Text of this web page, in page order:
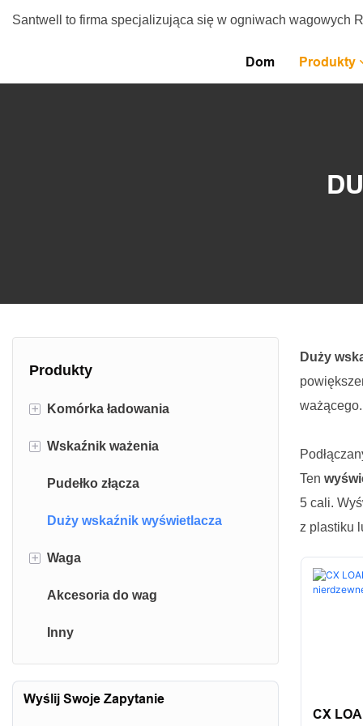
Santwell to firma specjalizująca się w ogniwach wagowych
Dom Produkty
Produkty
+ Komórka ładowania
Podwójnie zakończony komórka
Zgięcie ogniwa obciążenia
Komórka obciążenia typu S.
+ Wskaźnik ważenia
Wskaźnik wagi platformowej
Wskaźnik wagi samochodowej
Wskaźnik CNC
Pudełko złącza
Duży wskaźnik wyświetlacza
+ Waga
Skale stołu
Skale platformy
Skale równowagi
Akcesoria do wag
Inny
Wyślij Swoje Zapytanie
Duży
ważącego.
Ten
5 cali.
z plastiku
CX